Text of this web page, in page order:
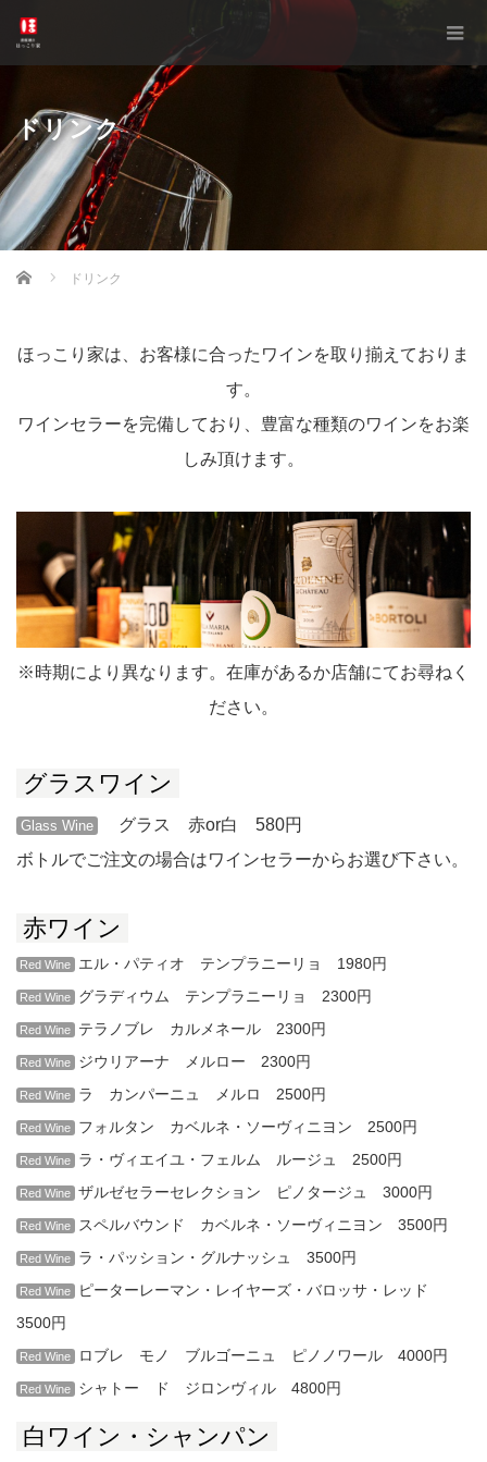
ドリンク
Home ドリンク
ほっこり家は、お客様に合ったワインを取り揃えておりま
す。
ワインセラーを完備しており、豊富な種類のワインをお楽
しみ頂けます。
※時期により異なります。在庫があるか店舗にてお尋ねく
ださい。
グラスワイン
Glass Wine
グラス 赤or白 580円
ボトルでご注文の場合はワインセラーからお選び下さい。
赤ワイン
Red Wine エル・パティオ テンプラニーリョ 1980円
Red Wine グラディウム テンプラニーリョ 2300円
Red Wine テラノブレ カルメネール 2300円
Red Wine ジウリアーナ メルロー 2300円
Red Wine ラ カンパーニュ メルロ 2500円
Red Wine フォルタン カベルネ・ソーヴィニヨン 2500円
Red Wine ラ・ヴィエイユ・フェルム ルージュ 2500円
Red Wine ザルゼセラーセレクション ピノタージュ 3000円
Red Wine スペルバウンド カベルネ・ソーヴィニヨン 3500円
Red Wine ラ・パッション・グルナッシュ 3500円
Red Wine
ピーターレーマン・レイヤーズ・バロッサ・レッド
3500円
Red Wine ロブレ モノ ブルゴーニュ ピノノワール 4000円
Red Wine シャトー ド ジロンヴィル 4800円
白ワイン・シャンパン